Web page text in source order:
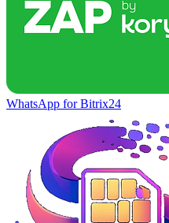
WhatsApp for Bitrix24